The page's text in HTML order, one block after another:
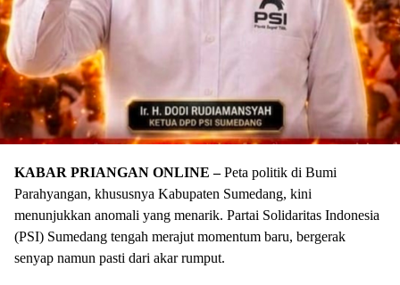
KABAR PRIANGAN ONLINE –Peta politik di Bumi
Parahyangan, khususnya Kabupaten Sumedang, kini
menunjukkan anomali yang menarik. Partai Solidaritas Indonesia
(PSI) Sumedang tengah merajut momentum baru, bergerak
senyap namun pasti dari akar rumput.